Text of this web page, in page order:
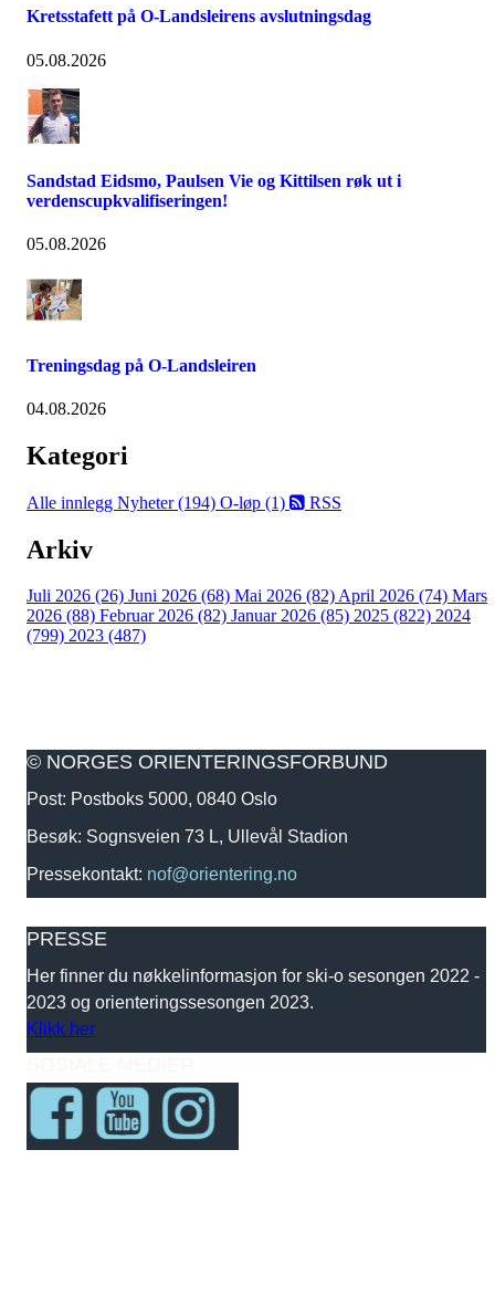
Kretsstafett på O-Landsleirens avslutningsdag
05.08.2026
Sandstad Eidsmo, Paulsen Vie og Kittilsen røk ut i
verdenscupkvalifiseringen!
05.08.2026
Treningsdag på O-Landsleiren
04.08.2026
Kategori
Alle innlegg Nyheter (194) O-løp (1) RSS
Arkiv
Juli 2026 (26) Juni 2026 (68) Mai 2026 (82)April 2026 (74) Mars
2026 (88) Februar 2026 (82) Januar 2026 (85) 2025 (822) 2024
(799) 2023 (487)
© NORGES ORIENTERINGSFORBUND
Post: Postboks 5000, 0840 Oslo
Besøk: Sognsveien 73 L, Ullevål Stadion
Pressekontakt: nof@orientering.no
PRESSE
Her finner du nøkkelinformasjon for ski-o sesongen 2022 -
2023 og orienteringssesongen 2023.
Klikk her